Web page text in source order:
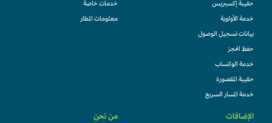
حقيبة إكسبريس
خدمة الأولوية
بيانات تسجيل الوصول
حفظ الحجز
خدمة الواتساب
حقيبة المقصورة
خدمة المسار السريع
خدمات خاصة
معلومات المطار
الإضافات من نحن